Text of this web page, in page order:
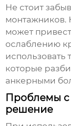
Не стоит
монтажников.
может
ослаблению
использовать
которые
анкерными
Проблемы с
решение